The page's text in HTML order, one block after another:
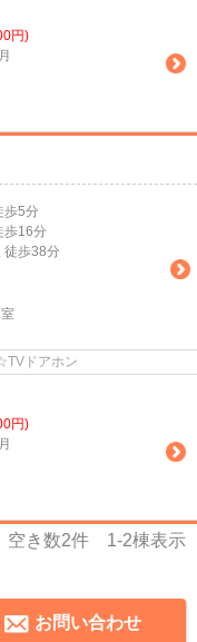
円)
歩5分
歩16分
徒歩38分
ドアホン
円)
空き数2件 1-2棟表示
お問い合わせ